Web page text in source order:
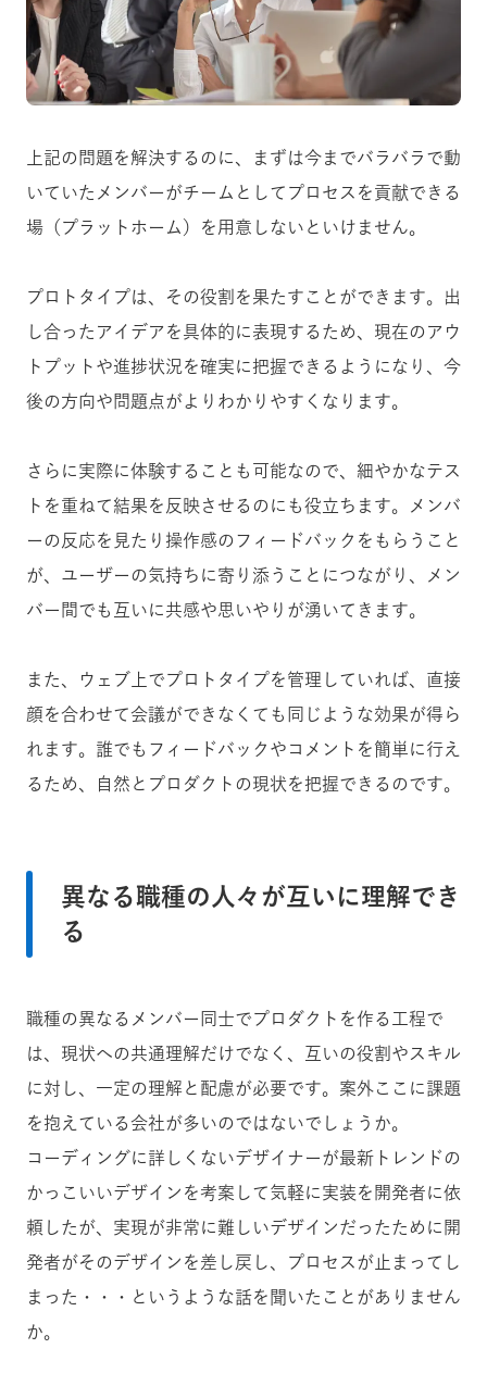
上記の問題を解決するのに、まずは今までバラバラで動
いていたメンバーがチームとしてプロセスを貢献できる
場（プラットホーム）を用意しないといけません。
プロトタイプは、その役割を果たすことができます。出
し合ったアイデアを具体的に表現するため、現在のアウ
トプットや進捗状況を確実に把握できるようになり、今
後の方向や問題点がよりわかりやすくなります。
さらに実際に体験することも可能なので、細やかなテス
トを重ねて結果を反映させるのにも役立ちます。メンバ
ーの反応を見たり操作感のフィードバックをもらうこと
が、ユーザーの気持ちに寄り添うことにつながり、メン
バー間でも互いに共感や思いやりが湧いてきます。
また、ウェブ上でプロトタイプを管理していれば、直接
顔を合わせて会議ができなくても同じような効果が得ら
れます。誰でもフィードバックやコメントを簡単に行え
るため、自然とプロダクトの現状を把握できるのです。
異なる職種の人々が互いに理解でき
る
職種の異なるメンバー同士でプロダクトを作る工程で
は、現状への共通理解だけでなく、互いの役割やスキル
に対し、一定の理解と配慮が必要です。案外ここに課題
を抱えている会社が多いのではないでしょうか。
コーディングに詳しくないデザイナーが最新トレンドの
かっこいいデザインを考案して気軽に実装を開発者に依
頼したが、実現が非常に難しいデザインだったために開
発者がそのデザインを差し戻し、プロセスが止まってし
まった・・・というような話を聞いたことがありません
か。